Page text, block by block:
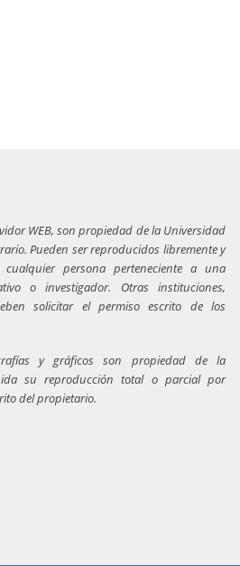
WEB, son propiedad de la Universidad
Pueden ser reproducidos libremente y
persona perteneciente a una
o investigador. Otras instituciones,
solicitar el permiso escrito de los
y gráficos son propiedad de la
su reproducción total o parcial por
del propietario.